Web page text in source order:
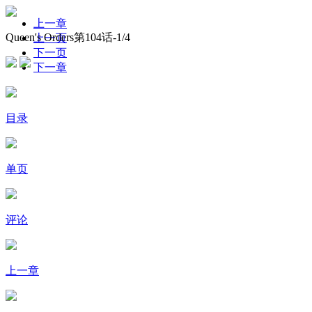
Queen's Orders第104话-1/4
上一章
上一页
下一页
下一章
目录
单页
评论
上一章